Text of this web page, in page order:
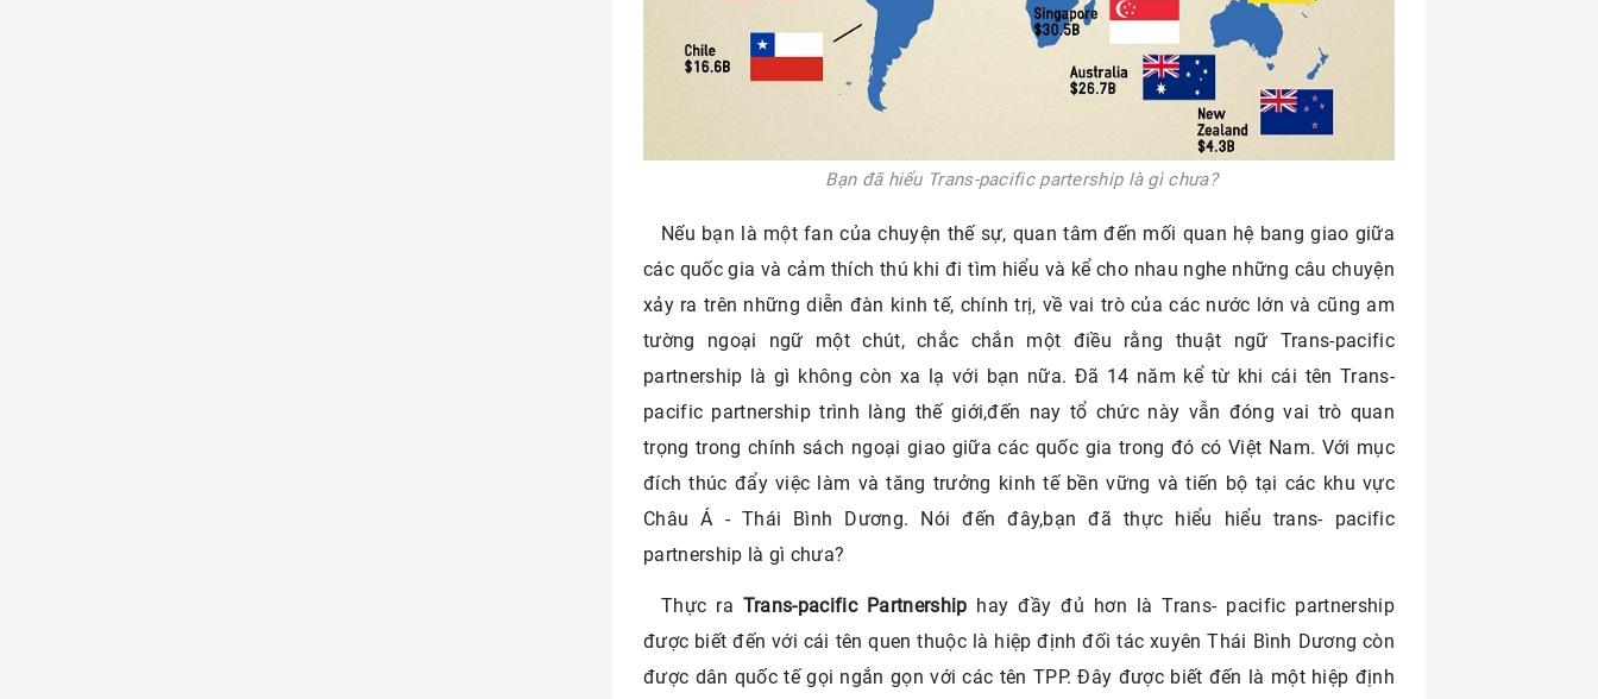
Bạn đã hiểu Trans-pacific partership là gì chưa?
Nếu bạn là một fan của chuyện thế sự, quan tâm đến mối quan hệ bang giao giữa
các quốc gia và cảm thích thú khi đi tìm hiểu và kể cho nhau nghe những câu chuyện
xảy ra trên những diễn đàn kinh tế, chính trị, về vai trò của các nước lớn và cũng am
tường ngoại ngữ một chút, chắc chắn một điều rằng thuật ngữ Trans-pacific
partnership là gì không còn xa lạ với bạn nữa. Đã 14 năm kể từ khi cái tên Trans-
pacific partnership trình làng thế giới,đến nay tổ chức này vẫn đóng vai trò quan
trọng trong chính sách ngoại giao giữa các quốc gia trong đó có Việt Nam. Với mục
đích thúc đẩy việc làm và tăng trưởng kinh tế bền vững và tiến bộ tại các khu vực
Châu Á - Thái Bình Dương. Nói đến đây,bạn đã thực hiểu hiểu trans- pacific
partnership là gì chưa?
Thực ra Trans-pacific Partnership hay đầy đủ hơn là Trans- pacific partnership
được biết đến với cái tên quen thuộc là hiệp định đối tác xuyên Thái Bình Dương còn
được dân quốc tế gọi ngắn gọn với các tên TPP. Đây được biết đến là một hiệp định